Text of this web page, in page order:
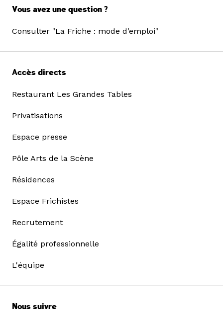
Vous avez une question ?
Consulter "La Friche : mode d’emploi"
Accès directs
Restaurant Les Grandes Tables
Privatisations
Espace presse
Pôle Arts de la Scène
Résidences
Espace Frichistes
Recrutement
Égalité professionnelle
L'équipe
Nous suivre